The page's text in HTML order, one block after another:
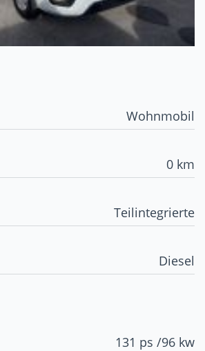
Wohnmobil
0 km
Teilintegrierte
Diesel
131 ps /96 kw